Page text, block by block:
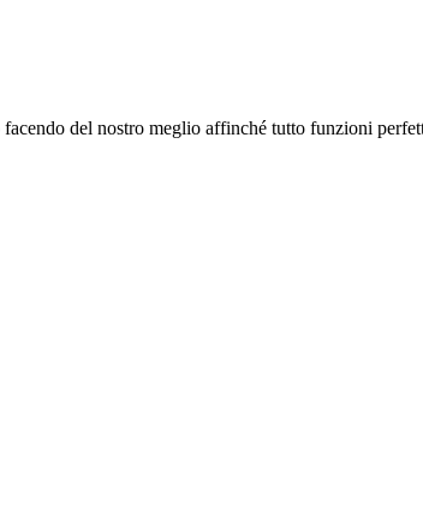
del nostro meglio affinché tutto funzioni